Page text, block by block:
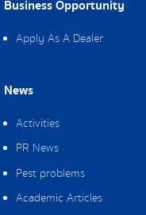
Business Opportunity
Apply As A Dealer
News
Activities
PR News
Pest problems
Academic Articles